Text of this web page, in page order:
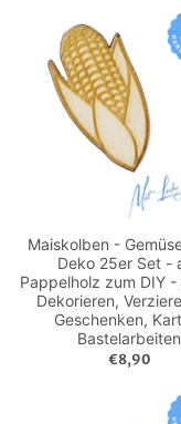
Maiskolben -
Deko 25er Set -
Pappelholz zum DIY -
Dekorieren,
Geschenken,
Bastelarbeiten
€8,90